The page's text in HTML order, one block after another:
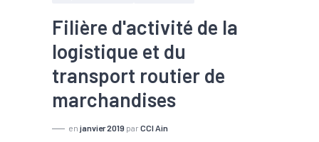
Filière d'activité de la
logistique et du
transport routier de
marchandises
en janvier 2019 par CCI Ain